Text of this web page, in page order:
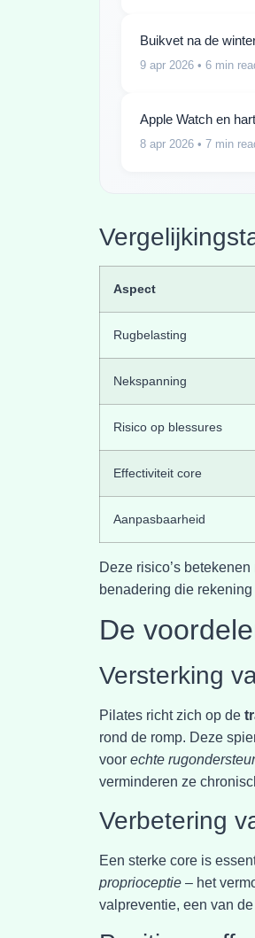
Buikvet na de
9 apr 2026 • 6 min
Apple Watch en
8 apr 2026 • 7 min
Aspect
Rugbelasting
Nekspanning
Risico op blessures
Effectiviteit core
Aanpasbaarheid
Deze risico’s
benadering die
De
Versterking
Pilates richt zich op de
rond de romp. Deze
voor echte
verminderen ze
Verbetering
Een sterke core is
proprioceptie – het
valpreventie, een van